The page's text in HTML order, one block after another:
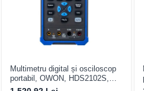
Multimetru digital și osciloscop
portabil, OWON, HDS2102S,
200mV-1kV, 200mA-